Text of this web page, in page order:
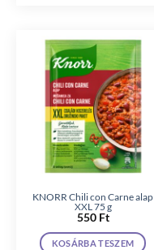
KNORR Chili con Carne alap
XXL 75 g
550 Ft
KOSÁRBA TESZEM